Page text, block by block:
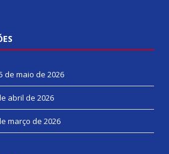
de maio de 2026
abril de 2026
março de 2026